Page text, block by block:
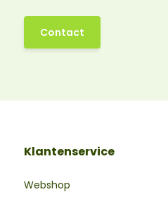
Contact
Klantenservice
Webshop